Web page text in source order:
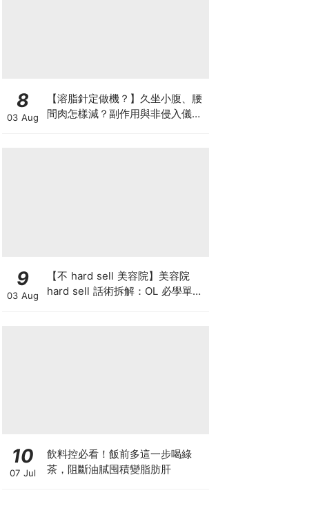
8
03 Aug
【溶脂針定做機？】久坐小腹、腰
間肉怎樣減？副作用與非侵入儀器
9
03 Aug
【不 hard sell 美容院】美容院
hard sell 話術拆解：OL 必學單次
10
07 Jul
飲料控必看！飯前多這一步喝綠
茶，阻斷油膩囤積變脂肪肝